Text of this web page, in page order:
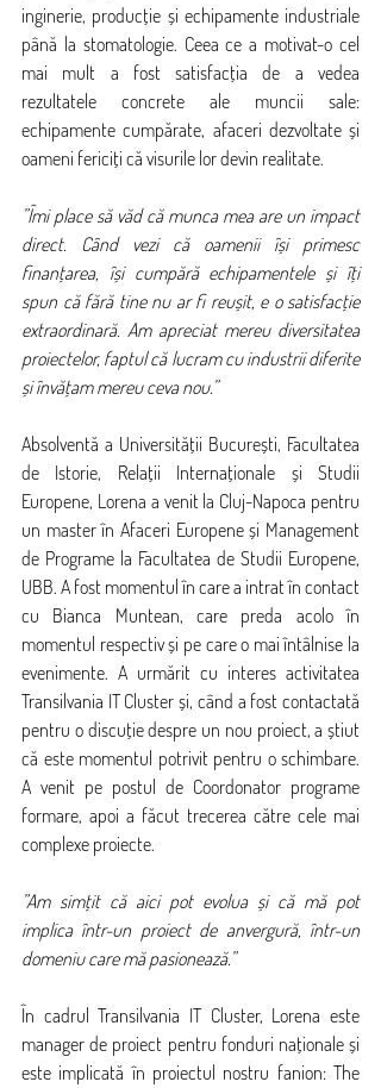
inginerie, producție și echipamente industriale
până la stomatologie. Ceea ce a motivat-o cel
mai mult a fost satisfacția de a vedea
rezultatele concrete ale muncii sale:
echipamente cumpărate, afaceri dezvoltate și
oameni fericiți că visurile lor devin realitate.
”Îmi place să văd că munca mea are un impact
direct. Când vezi că oamenii își primesc
finanțarea, își cumpără echipamentele și îți
spun că fără tine nu ar fi reușit, e o satisfacție
extraordinară. Am apreciat mereu diversitatea
proiectelor, faptul că lucram cu industrii diferite
și învățam mereu ceva nou.”
Absolventă a Universității București, Facultatea
de Istorie, Relații Internaționale și Studii
Europene, Lorena a venit la Cluj-Napoca pentru
un master în Afaceri Europene și Management
de Programe la Facultatea de Studii Europene,
UBB. A fost momentul în care a intrat în contact
cu Bianca Muntean, care preda acolo în
momentul respectiv și pe care o mai întâlnise la
evenimente. A urmărit cu interes activitatea
Transilvania IT Cluster și, când a fost contactată
pentru o discuție despre un nou proiect, a știut
că este momentul potrivit pentru o schimbare.
A venit pe postul de Coordonator programe
formare, apoi a făcut trecerea către cele mai
complexe proiecte.
”Am simțit că aici pot evolua și că mă pot
implica într-un proiect de anvergură, într-un
domeniu care mă pasionează.”
În cadrul Transilvania IT Cluster, Lorena este
manager de proiect pentru fonduri naționale și
este implicată în proiectul nostru fanion: The